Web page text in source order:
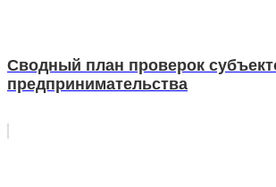
Сводный план проверок
предпринимательства